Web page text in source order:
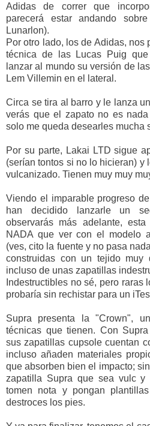
Adidas de correr que
parecerá estar andando
Lunarlon).
Por otro lado, los de Adidas, nos
técnica de las Lucas Puig
lanzar al mundo su versión de
Lem Villemin en el lateral.
Circa se tira al barro y le lanza
verás que el zapato no es
solo me queda desearles mucha
Por su parte, Lakai LTD sigue
(serían tontos si no lo hicieran) y
vulcanizado. Tienen muy muy
Viendo el imparable progreso
han decidido lanzarle un
observarás más adelante,
NADA que ver con el modelo
(ves, cito la fuente y no pasa
construidas con un tejido muy
incluso de unas zapatillas
Indestructibles no sé, pero raras
probaría sin rechistar para un
Supra presenta la "Crown",
técnicas que tienen. Con
sus zapatillas cupsole cuentan
incluso añaden materiales
que absorben bien el impacto;
zapatilla Supra que sea vulc
tomen nota y pongan
destroces los pies.